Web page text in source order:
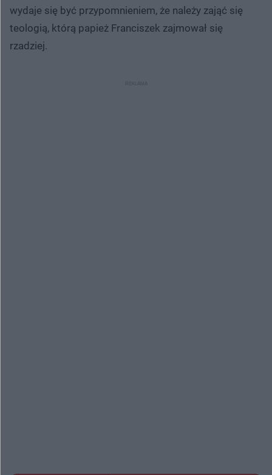
wydaje się być przypomnieniem, że należy zająć się
teologią, którą papież Franciszek zajmował się
rzadziej.